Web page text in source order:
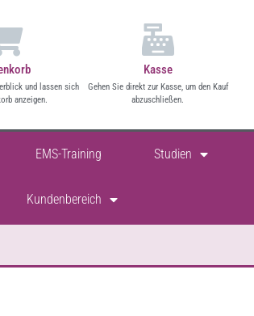
und lassen sich
anzeigen.
Kasse
Gehen Sie direkt zur Kasse, um den Kauf
abzuschließen.
EMS-Training Studien
Kundenbereich